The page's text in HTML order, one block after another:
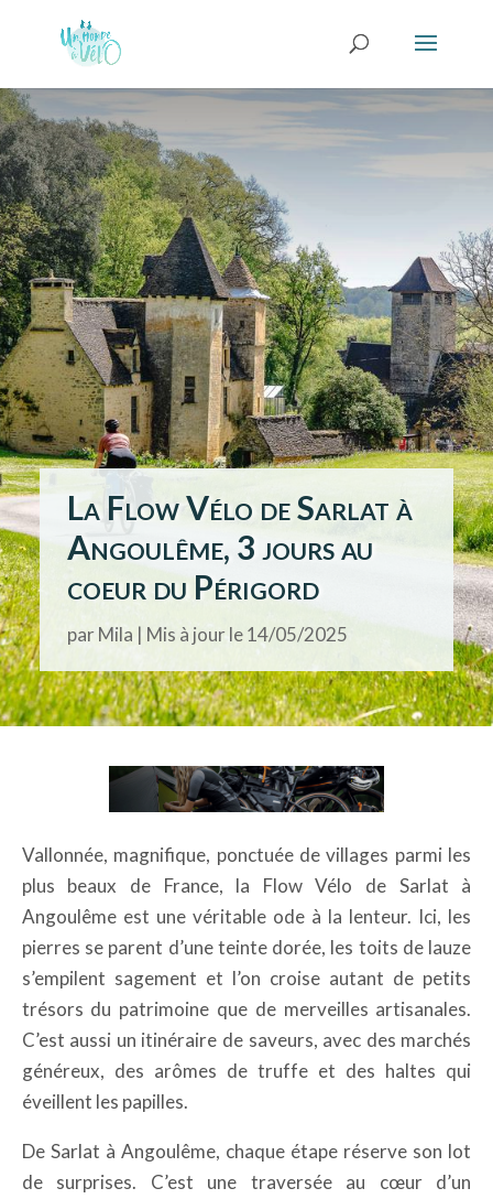
La Flow Vélo de Sarlat à
Angoulême, 3 jours au
coeur du Périgord
parMila | Mis à jour le 14/05/2025
Vallonnée, magnifique, ponctuée de villages parmi les
plus beaux de France, la Flow Vélo de Sarlat à
Angoulême est une véritable ode à la lenteur. Ici, les
pierres se parent d’une teinte dorée, les toits de lauze
s’empilent sagement et l’on croise autant de petits
trésors du patrimoine que de merveilles artisanales.
C’est aussi un itinéraire de saveurs, avec des marchés
généreux, des arômes de truffe et des haltes qui
éveillent les papilles.
De Sarlat à Angoulême, chaque étape réserve son lot
de surprises. C’est une traversée au cœur d’un